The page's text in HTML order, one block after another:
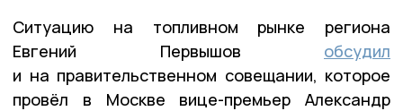
Ситуацию на топливном рынке региона
Евгений Первышов обсудил
и на правительственном совещании, которое
провёл в Москве вице-премьер Александр